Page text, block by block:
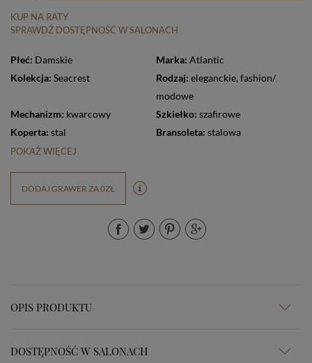
KUP NA RATY
SPRAWDŹ DOSTĘPNOŚĆ W SALONACH
Płeć: Damskie Marka: Atlantic
Kolekcja: Seacrest Rodzaj: eleganckie,
modowe
Mechanizm: kwarcowy Szkiełko: szafirowe
Koperta: stal Bransoleta: stalowa
POKAŻ WIĘCEJ
DODAJ GRAWER ZA 0ZŁ
OPIS PRODUKTU
DOSTĘPNOŚĆ W SALONACH